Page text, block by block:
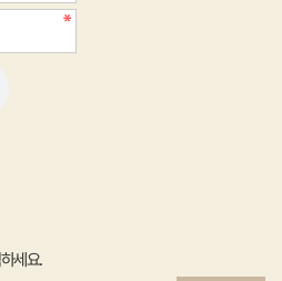
세요.